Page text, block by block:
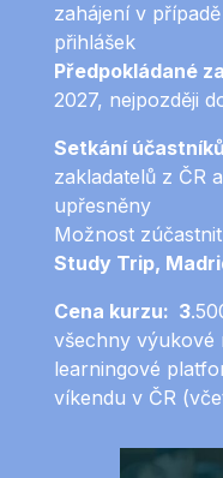
zahájení v
přihlášek
Předpokládané
2027, nejpozději
Setkání
zakladatelů z ČR
upřesněny
Možnost
Study Trip,
Cena kurzu: 3
všechny výukové
learningové
víkendu v ČR